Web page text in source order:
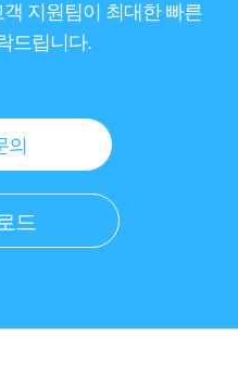
지원팀이 최대한 빠른
드립니다.
의
드